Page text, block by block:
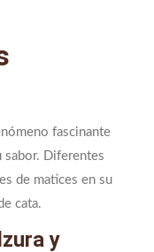
fascinante
sabor. Diferentes
de matices en su
cata.
y